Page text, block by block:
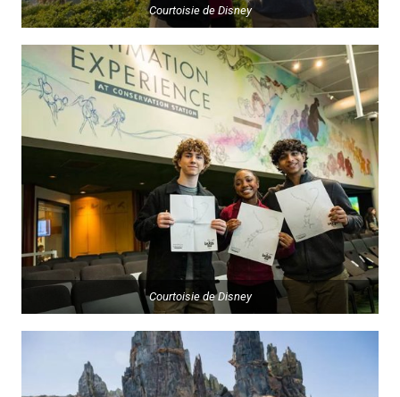
Courtoisie de Disney
Courtoisie de Disney